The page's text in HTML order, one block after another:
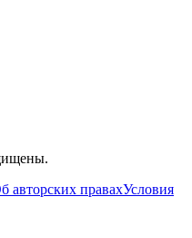
авторских правахУсловия